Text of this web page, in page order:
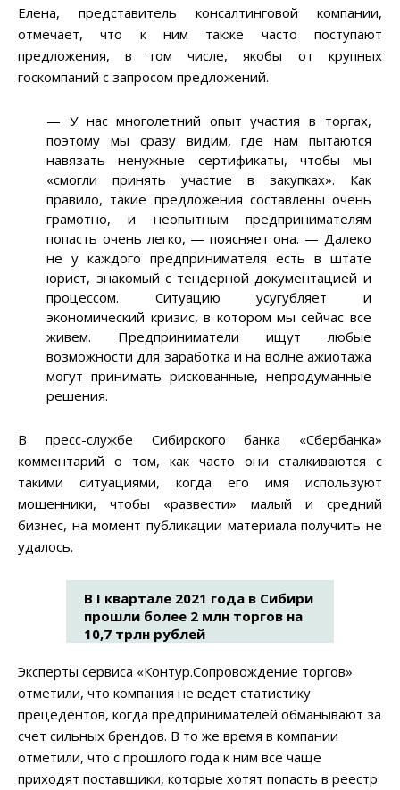
Елена, представитель консалтинговой компании,
отмечает, что к ним также часто поступают
предложения, в том числе, якобы от крупных
госкомпаний с запросом предложений.
— У нас многолетний опыт участия в торгах,
поэтому мы сразу видим, где нам пытаются
навязать ненужные сертификаты, чтобы мы
«смогли принять участие в закупках». Как
правило, такие предложения составлены очень
грамотно, и неопытным предпринимателям
попасть очень легко, — поясняет она. — Далеко
не у каждого предпринимателя есть в штате
юрист, знакомый с тендерной документацией и
процессом. Ситуацию усугубляет и
экономический кризис, в котором мы сейчас все
живем. Предприниматели ищут любые
возможности для заработка и на волне ажиотажа
могут принимать рискованные, непродуманные
решения.
В пресс-службе Сибирского банка «Сбербанка»
комментарий о том, как часто они сталкиваются с
такими ситуациями, когда его имя используют
мошенники, чтобы «развести» малый и средний
бизнес, на момент публикации материала получить не
удалось.
В I квартале 2021 года в Сибири
прошли более 2 млн торгов на
10,7 трлн рублей
Эксперты сервиса «Контур.Сопровождение торгов»
отметили, что компания не ведет статистику
прецедентов, когда предпринимателей обманывают за
счет сильных брендов. В то же время в компании
отметили, что с прошлого года к ним все чаще
приходят поставщики, которые хотят попасть в реестр